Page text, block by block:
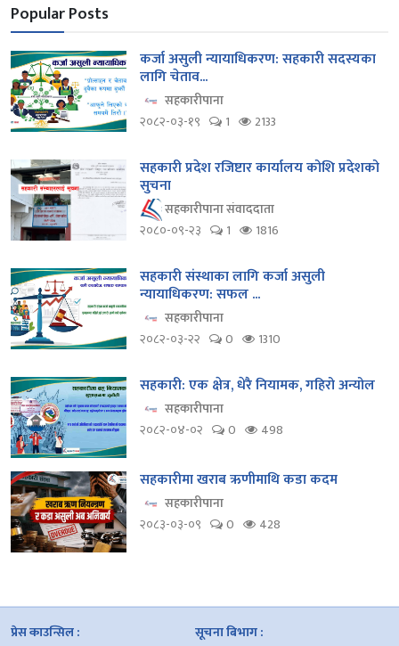
Popular Posts
कर्जा असुली न्यायाधिकरण: सहकारी सदस्यका
लागि चेताव...
सहकारीपाना
२०८२-०३-१९
1 2133
सहकारी प्रदेश रजिष्टार कार्यालय कोशि प्रदेशको
सुचना
सहकारीपाना संवाददाता
२०८०-०९-२३
1 1816
सहकारी संस्थाका लागि कर्जा असुली
न्यायाधिकरण: सफल ...
सहकारीपाना
२०८२-०३-२२
0 1310
सहकारी: एक क्षेत्र, धेरै नियामक, गहिरो अन्योल
सहकारीपाना
२०८२-०४-०२
0 498
सहकारीमा खराब ऋणीमाथि कडा कदम
सहकारीपाना
२०८३-०३-०९
0 428
प्रेस काउन्सिल : सूचना बिभाग :